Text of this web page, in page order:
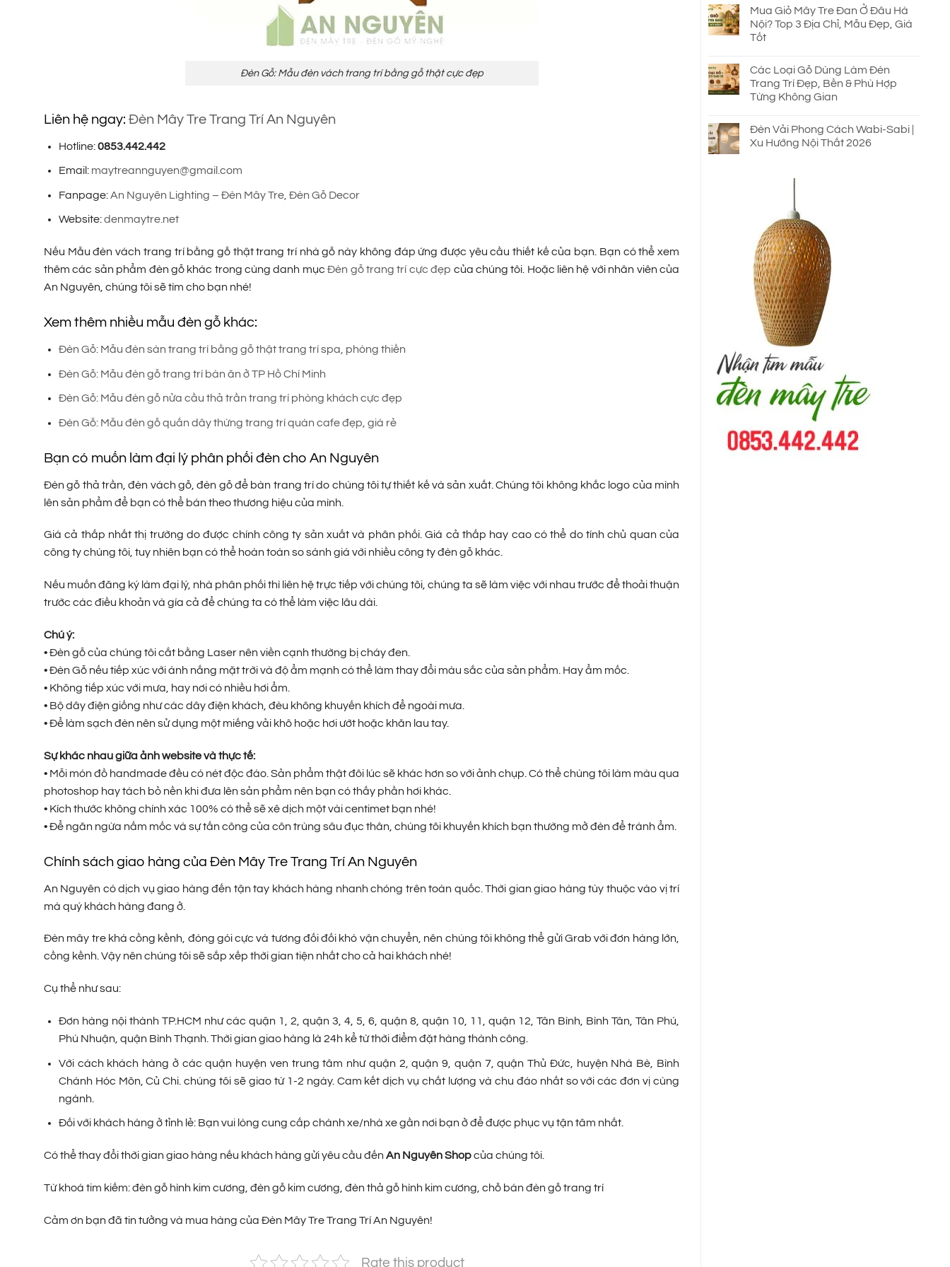
Mua Giỏ Mây Tre Đan Ở Đâu Hà
Nội? Top 3 Địa Chỉ, Mẫu Đẹp, Giá
Tốt
Các Loại Gỗ Dùng Làm Đèn
Trang Trí Đẹp, Bền & Phù Hợp
Từng Không Gian
Đèn Vải Phong Cách Wabi-Sabi |
Xu Hướng Nội Thất 2026
Đèn Gỗ: Mẫu đèn vách trang trí bằng gỗ thật cực đẹp
Liên hệ ngay: Đèn Mây Tre Trang Trí An Nguyên
Hotline:0853.442.442
Email: maytreannguyen@gmail.com
Fanpage:An Nguyên Lighting – Đèn Mây Tre, Đèn Gỗ Decor
Website:denmaytre.net
Nếu Mẫu đèn vách trang trí bằng gỗ thật trang trí nhà gỗ này không đáp ứng được yêu cầu thiết kế của bạn. Bạn có thể xem
thêm các sản phẩm đèn gỗ khác trong cùng danh mụcĐèn gỗ trang trí cực đẹp của chúng tôi. Hoặc liên hệ với nhân viên của
An Nguyên, chúng tôi sẽ tìm cho bạn nhé!
Xem thêm nhiều mẫu đèn gỗ khác:
Đèn Gỗ: Mẫu đèn sàn trang trí bằng gỗ thật trang trí spa, phòng thiền
Đèn Gỗ: Mẫu đèn gỗ trang trí bàn ăn ở TP Hồ Chí Minh
Đèn Gỗ: Mẫu đèn gỗ nửa cầu thả trần trang trí phòng khách cực đẹp
Đèn Gỗ: Mẫu đèn gỗ quấn dây thừng trang trí quán cafe đẹp, giá rẻ
Bạn có muốn làm đại lý phân phối đèn cho An Nguyên
Đèn gỗ thả trần, đèn vách gỗ, đèn gỗ để bàn trang trí do chúng tôi tự thiết kế và sản xuất. Chúng tôi không khắc logo của mình
lên sản phẩm để bạn có thể bán theo thương hiệu của mình.
Giá cả thấp nhất thị trường do được chính công ty sản xuất và phân phối. Giá cả thấp hay cao có thể do tính chủ quan của
công ty chúng tôi, tuy nhiên bạn có thể hoàn toàn so sánh giá với nhiều công ty đèn gỗ khác.
Nếu muốn đăng ký làm đại lý, nhà phân phối thì liên hệ trực tiếp với chúng tôi, chúng ta sẽ làm việc với nhau trước để thoải thuận
trước các điều khoản và gía cả để chúng ta có thể làm việc lâu dài.
Chú ý:
• Đèn gỗ của chúng tôi cắt bằng Laser nên viền cạnh thường bị cháy đen.
• Đèn Gỗ nếu tiếp xúc với ánh nắng mặt trời và độ ẩm mạnh có thể làm thay đổi màu sắc của sản phẩm. Hay ẩm mốc.
• Không tiếp xúc với mưa, hay nơi có nhiều hơi ẩm.
• Bộ dây điện giống như các dây điện khách, đèu không khuyến khích để ngoài mưa.
• Để làm sạch đèn nên sử dụng một miếng vải khô hoặc hơi ướt hoặc khăn lau tay.
Sự khác nhau giữa ảnh website và thực tế:
• Mỗi món đồ handmade đều có nét độc đáo. Sản phẩm thật đôi lúc sẽ khác hơn so với ảnh chụp. Có thể chúng tôi làm màu qua
photoshop hay tách bỏ nền khi đưa lên sản phẩm nên bạn có thấy phần hơi khác.
• Kích thước không chính xác 100% có thể sẽ xê dịch một vài centimet bạn nhé!
• Để ngăn ngừa nấm mốc và sự tấn công của côn trùng sâu đục thân, chúng tôi khuyến khích bạn thường mở đèn để tránh ẩm.
Chính sách giao hàng của Đèn Mây Tre Trang Trí An Nguyên
An Nguyên có dịch vụ giao hàng đến tận tay khách hàng nhanh chóng trên toàn quốc. Thời gian giao hàng tùy thuộc vào vị trí
mà quý khách hàng đang ở.
Đèn mây tre khá cồng kềnh, đóng gói cực và tương đối đối khó vận chuyển, nên chúng tôi không thể gửi Grab với đơn hàng lớn,
cồng kềnh. Vậy nên chúng tôi sẽ sắp xếp thời gian tiện nhất cho cả hai khách nhé!
Cụ thể như sau:
Đơn hàng nội thành TP.HCM như các quận 1, 2, quận 3, 4, 5, 6, quận 8, quận 10, 11, quận 12, Tân Bình, Bình Tân, Tân Phú,
Phú Nhuận, quận Bình Thạnh. Thời gian giao hàng là 24h kể từ thời điểm đặt hàng thành công.
Với cách khách hàng ở các quận huyện ven trung tâm như quận 2, quận 9, quận 7, quận Thủ Đức, huyện Nhà Bè, Bình
Chánh Hóc Môn, Củ Chi. chúng tôi sẽ giao từ 1-2 ngày. Cam kết dịch vụ chất lượng và chu đáo nhất so với các đơn vị cùng
ngành.
Đối với khách hàng ở tỉnh lẻ: Bạn vui lòng cung cấp chành xe/nhà xe gần nơi bạn ở để được phục vụ tận tâm nhất.
Có thể thay đổi thời gian giao hàng nếu khách hàng gửi yêu cầu đến An Nguyên Shopcủa chúng tôi.
Từ khoá tim kiếm: đèn gỗ hình kim cương, đèn gỗ kim cương, đèn thả gỗ hình kim cương, chỗ bán đèn gỗ trang trí
Cảm ơn bạn đã tin tưởng và mua hàng của Đèn Mây Tre Trang Trí An Nguyên!
Rate this product